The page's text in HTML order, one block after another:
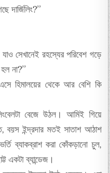
দার্জিলিং?”
সেখানেই রহস্যের পরিবেশ গড়ে
না?”
হিমালয়ের থেকে আর বেশি কি
বেজে উঠল। আমিই গিয়ে
বয়স ইন্দ্রদার মতই সাতাশ আঠাশ
ব্যাকব্রাশ করা কোঁকড়ানো চুল,
একটা ব্যান্ডেজ।